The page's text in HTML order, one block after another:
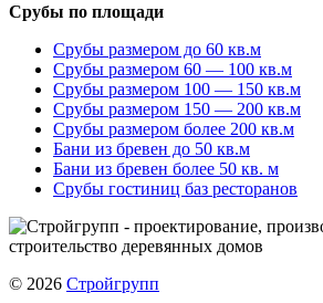
Срубы по площади
Срубы размером до 60 кв.м
Срубы размером 60 — 100 кв.м
Срубы размером 100 — 150 кв.м
Срубы размером 150 — 200 кв.м
Срубы размером более 200 кв.м
Бани из бревен до 50 кв.м
Бани из бревен более 50 кв. м
Срубы гостиниц баз ресторанов
© 2026 Стройгрупп